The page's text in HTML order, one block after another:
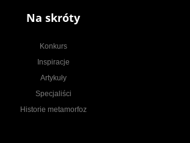
Na skróty
Konkurs
Inspiracje
Artykuły
Specjaliści
Historie metamorfoz